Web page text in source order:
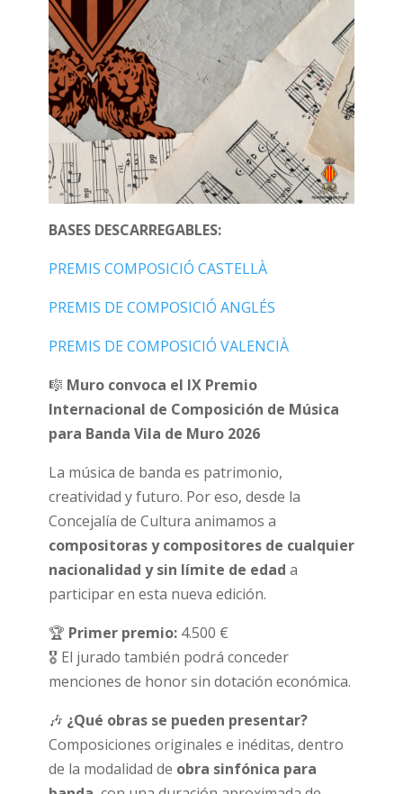
BASES DESCARREGABLES:
PREMIS COMPOSICIÓ CASTELLÀ
PREMIS DE COMPOSICIÓ ANGLÉS
PREMIS DE COMPOSICIÓ VALENCIÀ
🎼 Muro convoca el IX Premio
Internacional de Composición de Música
para Banda Vila de Muro 2026
La música de banda es patrimonio,
creatividad y futuro. Por eso, desde la
compositoras y compositores de cualquier
nacionalidad y sin límite de edad a
participar en esta nueva edición.
🏆 Primer premio:4.500 €
🎖 El jurado también podrá conceder
menciones de honor sin dotación económica.
🎶 ¿Qué obras se pueden presentar?
Composiciones originales e inéditas, dentro
de la modalidad de obra sinfónica para